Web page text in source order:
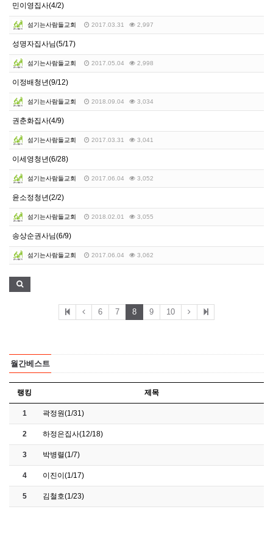
민이영집사(4/2)
섬기는사람들교회 2017.03.31 2,997
성명자집사님(5/17)
섬기는사람들교회 2017.05.04 2,998
이정배청년(9/12)
섬기는사람들교회 2018.09.04 3,034
권춘화집사(4/9)
섬기는사람들교회 2017.03.31 3,041
이세영청년(6/28)
섬기는사람들교회 2017.06.04 3,052
윤소정청년(2/2)
섬기는사람들교회 2018.02.01 3,055
송상순권사님(6/9)
섬기는사람들교회 2017.06.04 3,062
6 7 8 9 10
월간베스트
랭킹 제목
1 곽정원(1/31)
2 하정은집사(12/18)
3 박병렬(1/7)
4 이진이(1/17)
5 김철호(1/23)